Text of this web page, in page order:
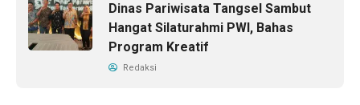
Dinas Pariwisata Tangsel Sambut
Hangat Silaturahmi PWI, Bahas
Program Kreatif
Redaksi